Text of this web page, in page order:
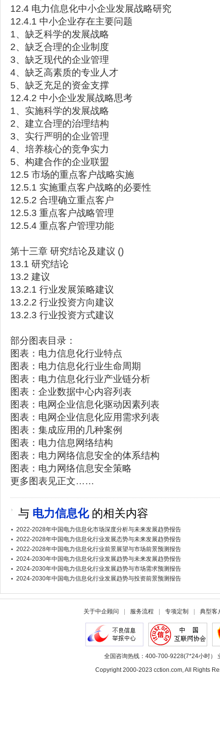
12.4 电力信息化中小企业发展战略研究
12.4.1 中小企业存在主要问题
1、缺乏科学的发展战略
2、缺乏合理的企业制度
3、缺乏现代的企业管理
4、缺乏高素质的专业人才
5、缺乏充足的资金支撑
12.4.2 中小企业发展战略思考
1、实施科学的发展战略
2、建立合理的治理结构
3、实行严明的企业管理
4、培养核心的竞争实力
5、构建合作的企业联盟
12.5 市场的重点客户战略实施
12.5.1 实施重点客户战略的必要性
12.5.2 合理确立重点客户
12.5.3 重点客户战略管理
12.5.4 重点客户管理功能
第十三章 研究结论及建议 ()
13.1 研究结论
13.2 建议
13.2.1 行业发展策略建议
13.2.2 行业投资方向建议
13.2.3 行业投资方式建议
部分图表目录：
图表：电力信息化行业特点
图表：电力信息化行业生命周期
图表：电力信息化行业产业链分析
图表：企业数据中心内容列表
图表：电网企业信息化驱动因素列表
图表：电网企业信息化应用需求列表
图表：集成应用的几种案例
图表：电力信息网络结构
图表：电力网络信息安全的体系结构
图表：电力网络信息安全策略
更多图表见正文……
与 电力信息化的相关内容
2022-2028年中国电力信息化市场深度分析与未来发展趋势报告
2022-2028年中国电力信息化行业发展态势与未来发展趋势报告
2022-2028年中国电力信息化行业前景展望与市场前景预测报告
2024-2030年中国电力信息化行业发展趋势与未来发展趋势报告
2024-2030年中国电力信息化行业发展趋势与市场需求预测报告
2024-2030年中国电力信息化行业发展趋势与投资前景预测报告
关于中企顾问 服务流程 专项定制 典型客
全国咨询热线：400-700-9228(7*24小时）
Copyright 2000-2023 cction.com, All Rights